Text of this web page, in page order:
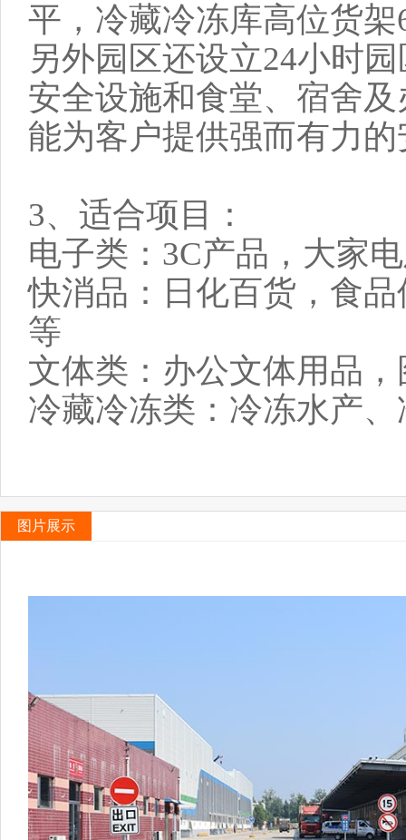
平，冷藏冷冻库高位货架
另外园区还设立24小时
安全设施和食堂、宿舍
能为客户提供强而有力
3、适合项目：
电子类：3C产品，大家
快消品：日化百货，食
等
文体类：办公文体用品
冷藏冷冻类：冷冻水产
图片展示